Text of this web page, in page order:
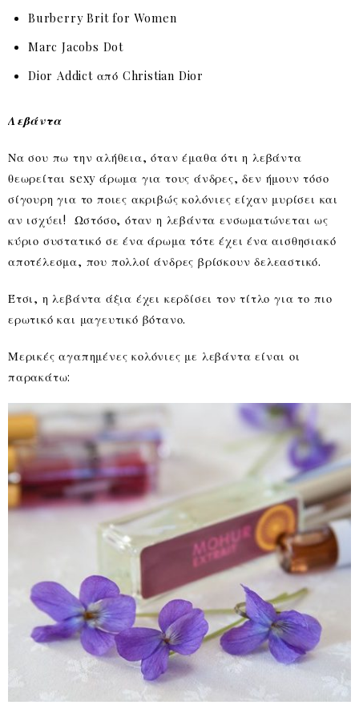
Burberry Brit for Women
Marc Jacobs Dot
Dior Addict από Christian Dior
Λεβάντα
Να σου πω την αλήθεια, όταν έμαθα ότι η λεβάντα
θεωρείται sexy άρωμα για τους άνδρες, δεν ήμουν τόσο
σίγουρη για το ποιες ακριβώς κολόνιες είχαν μυρίσει και
αν ισχύει! Ωστόσο, όταν η λεβάντα ενσωματώνεται ως
κύριο συστατικό σε ένα άρωμα τότε έχει ένα αισθησιακό
αποτέλεσμα, που πολλοί άνδρες βρίσκουν δελεαστικό.
Έτσι, η λεβάντα άξια έχει κερδίσει τον τίτλο για το πιο
ερωτικό και μαγευτικό βότανο.
Μερικές αγαπημένες κολόνιες με λεβάντα είναι οι
παρακάτω: